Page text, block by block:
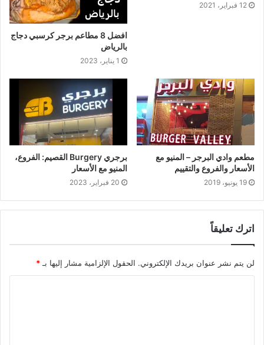
12 فبراير، 2021
افضل 8 مطاعم برجر كرسبي دجاج
بالرياض
1 يناير، 2023
مطعم وادي البرجر – المنيو مع
الأسعار والفروع والتقييم
19 يونيو، 2019
برجري Burgery القصيم: الفروع،
المنيو مع الأسعار
20 فبراير، 2023
اترك تعليقاً
لن يتم نشر عنوان بريدك الإلكتروني. الحقول الإلزامية مشار إليها بـ *